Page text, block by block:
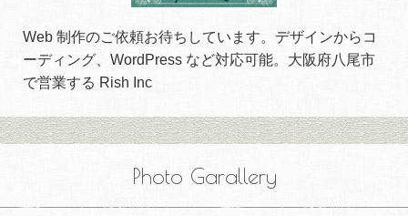
Web 制作のご依頼お待ちしています。デザインからコ
ーディング、WordPress など対応可能。大阪府八尾市
で営業する Rish Inc
Photo Garallery